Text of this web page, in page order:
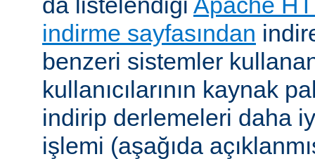
indirme sayfasından
benzeri sistemler
kullanıcılarının kaynak
indirip derlemeleri daha
işlemi (aşağıda